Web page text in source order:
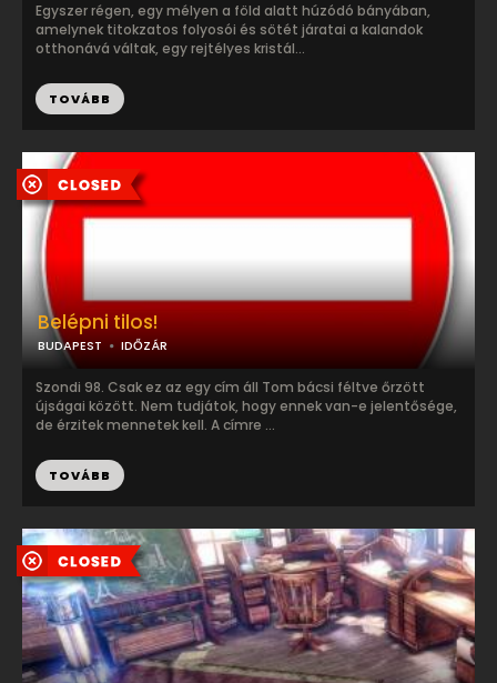
Egyszer régen, egy mélyen a föld alatt húzódó bányában,
amelynek titokzatos folyosói és sötét járatai a kalandok
otthonává váltak, egy rejtélyes kristál...
TOVÁBB
Belépni tilos!
BUDAPEST IDŐZÁR
Szondi 98. Csak ez az egy cím áll Tom bácsi féltve őrzött
újságai között. Nem tudjátok, hogy ennek van-e jelentősége,
de érzitek mennetek kell. A címre ...
TOVÁBB